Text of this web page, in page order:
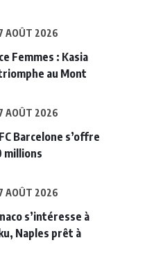
AOÛT 2026
Femmes : Kasia
au Mont
AOÛT 2026
Barcelone s’offre
millions
AOÛT 2026
s’intéresse à
Naples prêt à